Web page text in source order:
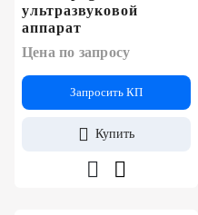
ультразвуковой
аппарат
Цена по запросу
Запросить КП
Купить